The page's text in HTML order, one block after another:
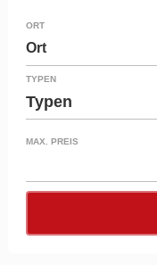
ORT
Ort
TYPEN
Typen
MAX. PREIS